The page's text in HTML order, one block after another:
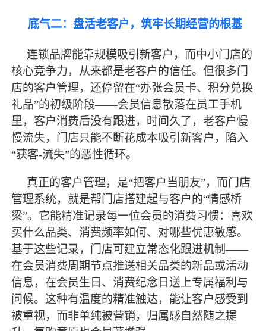
底气二：盘活老客户，筑牢长期经营的根基
连锁品牌能靠规模吸引新客户，而中小门店的
核心竞争力，从来都是老客户的信任。但很多门
店的客户管理，还停留在“办张会员卡、积分兑换
礼品”的初级阶段——会员信息散落在员工手机
里，客户消费后没有跟进，时间久了，老客户慢
慢流失，门店只能不断花成本吸引新客户，陷入
“获客-流失”的恶性循环。
真正的客户管理，是“把客户当朋友”，而门店
管理系统，就是帮门店搭建起与客户的“情感桥
梁”。它能精准记录每一位会员的消费习惯：喜欢
买什么品类、消费频率如何、对哪些优惠敏感。
基于这些记录，门店可建立常态化跟进机制——
在会员消费周期节点推送相关品类的新品或活动
信息，在会员生日、消费纪念日送上专属福利与
问候。这种有温度的精准触达，能让客户感受到
被重视，而非单纯被营销，归属感自然随之提